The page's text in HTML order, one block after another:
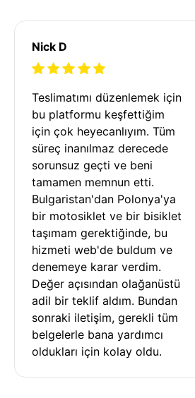
Nick D
Teslimatımı düzenlemek için
bu platformu keşfettiğim
için çok heyecanlıyım. Tüm
süreç inanılmaz derecede
sorunsuz geçti ve beni
tamamen memnun etti.
Bulgaristan'dan Polonya'ya
bir motosiklet ve bir bisiklet
taşımam gerektiğinde, bu
hizmeti web'de buldum ve
denemeye karar verdim.
Değer açısından olağanüstü
adil bir teklif aldım. Bundan
sonraki iletişim, gerekli tüm
belgelerle bana yardımcı
oldukları için kolay oldu.